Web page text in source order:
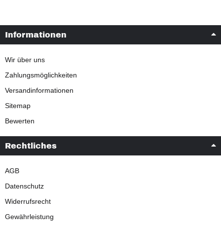
Informationen
Wir über uns
Zahlungsmöglichkeiten
Versandinformationen
Sitemap
Bewerten
Rechtliches
AGB
Datenschutz
Widerrufsrecht
Gewährleistung